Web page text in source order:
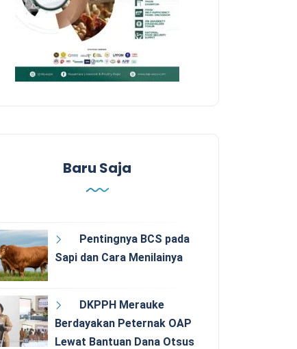
Baru Saja
Pentingnya BCS pada
Sapi dan Cara Menilainya
DKPPH Merauke
Berdayakan Peternak OAP
Lewat Bantuan Dana Otsus